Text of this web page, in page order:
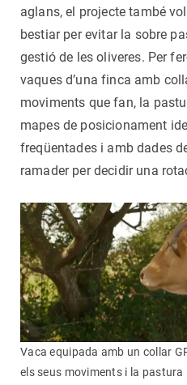
aglans, el projecte també
bestiar per evitar la sobre
gestió de les oliveres. Per
vaques d’una finca amb
moviments que fan, la
mapes de posicionament
freqüentades i amb dades
ramader per decidir una
Vaca equipada amb un collar
els seus moviments i la pastura